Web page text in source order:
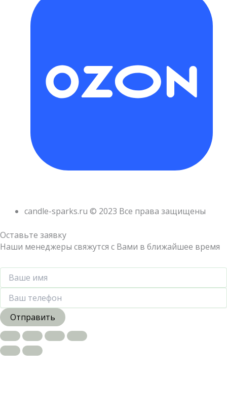
candle-sparks.ru © 2023 Все права защищены
Оставьте заявку
Наши менеджеры свяжутся с Вами в ближайшее время
Отправить